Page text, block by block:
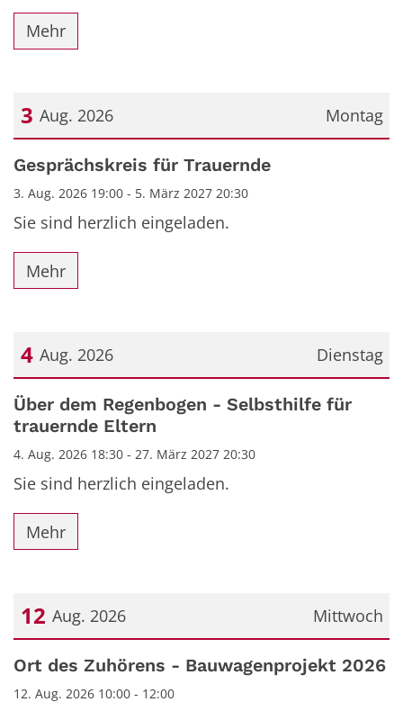
Mehr
Montag
3 Aug. 2026
Datum: 3. August 2026
Gesprächskreis für Trauernde
3. Aug. 2026 19:00 - 5. März 2027 20:30
Sie sind herzlich eingeladen.
Mehr
Dienstag
4 Aug. 2026
Datum: 4. August 2026
Über dem Regenbogen - Selbsthilfe für
trauernde Eltern
4. Aug. 2026 18:30 - 27. März 2027 20:30
Sie sind herzlich eingeladen.
Mehr
Mittwoch
12 Aug. 2026
Datum: 12. August 2026
Ort des Zuhörens - Bauwagenprojekt 2026
12. Aug. 2026 10:00 - 12:00